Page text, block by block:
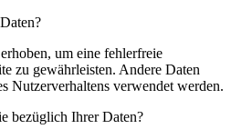
um eine fehlerfreie
zu gewährleisten. Andere Daten
Nutzerverhaltens verwendet werden.
bezüglich Ihrer Daten?